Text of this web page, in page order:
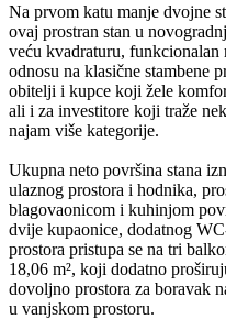
Na prvom katu manje dvojne
ovaj prostran stan u
veću kvadraturu, funkcionalan
odnosu na klasične stambene
obitelji i kupce koji žele
ali i za investitore koji traže
najam više kategorije.
Ukupna neto površina stana
ulaznog prostora i hodnika,
blagovaonicom i kuhinjom
dvije kupaonice, dodatnog
prostora pristupa se na tri
18,06 m², koji dodatno
dovoljno prostora za boravak
u vanjskom prostoru.